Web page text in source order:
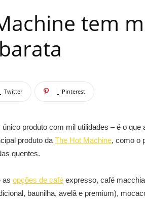
de
tem
Twitter Pinterest
único produto com mil utilidades – é o que
produto da The Hot Machine, como o
quentes.
as opções de café expresso, café
baunilha, avelã e premium),